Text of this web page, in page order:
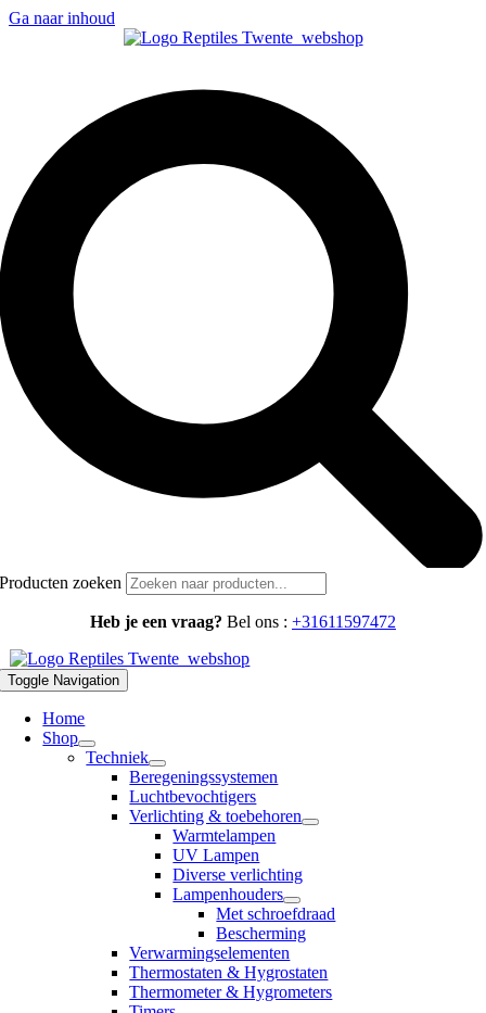
Ga naar inhoud
Producten zoeken
Heb je een vraag? Bel ons : +31611597472
Toggle Navigation
Home
Shop
Techniek
Beregeningssystemen
Luchtbevochtigers
Verlichting & toebehoren
Warmtelampen
UV Lampen
Diverse verlichting
Lampenhouders
Met schroefdraad
Bescherming
Verwarmingselementen
Thermostaten & Hygrostaten
Thermometer & Hygrometers